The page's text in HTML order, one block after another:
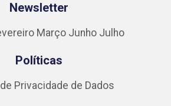
Newsletter
Março Junho Julho
Políticas
Privacidade de Dados